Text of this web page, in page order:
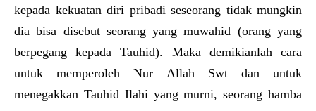
kepada kekuatan diri pribadi seseorang tidak mungkin
dia bisa disebut seorang yang muwahid (orang yang
berpegang kepada Tauhid). Maka demikianlah cara
untuk memperoleh Nur Allah Swt dan untuk
menegakkan Tauhid Ilahi yang murni, seorang hamba